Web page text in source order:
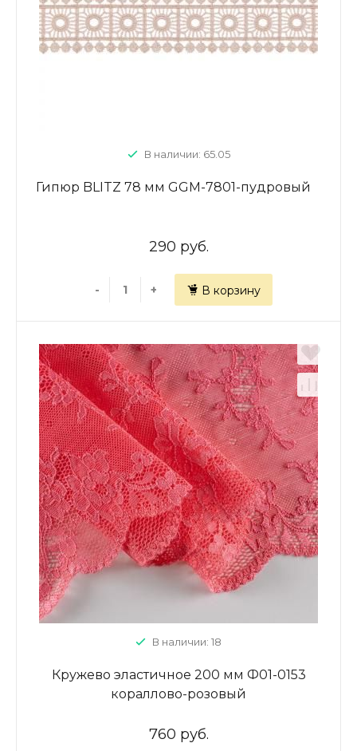
В наличии: 65.05
Гипюр BLITZ 78 мм GGM-7801-пудровый
290 руб.
- + В корзину
В наличии: 18
Кружево эластичное 200 мм Ф01-0153
кораллово-розовый
760 руб.